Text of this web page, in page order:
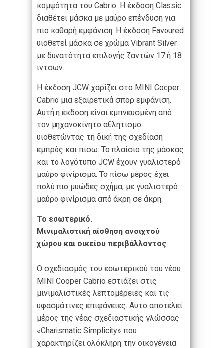
κομψότητα του Cabrio. Η έκδοση Classic
διαθέτει μάσκα με μαύρο επένδυση για
πιο καθαρή εμφάνιση. Η έκδοση Favoured
υιοθετεί μάσκα σε χρώμα Vibrant Silver
με δυνατότητα επιλογής ζαντών 17 ή 18
ιντσών.
Η έκδοση JCW χαρίζει στο MINI Cooper
Cabrio μια εξαιρετικά σπορ εμφάνιση.
Αυτή η έκδοση είναι εμπνευσμένη από
τον μηχανοκίνητο αθλητισμό
υιοθετώντας τη δική της σχεδίαση
εμπρός και πίσω. Το πλαίσιο της μάσκας
και το λογότυπο JCW έχουν γυαλιστερό
μαύρο φινίρισμα. Το πίσω μέρος έχει
πολύ πιο μυώδες σχήμα, με γυαλιστερό
μαύρο φινίρισμα από άκρη σε άκρη.
Το εσωτερικό.
Μινιμαλιστική αίσθηση ανοιχτού
χώρου και οικείου περιβάλλοντος.
Ο σχεδιασμός του εσωτερικού του νέου
MINI Cooper Cabrio εστιάζει στις
μινιμαλιστικές λεπτομέρειες και τις
υφασμάτινες επιφάνειες. Αυτό αποτελεί
μέρος της νέας σχεδιαστικής γλώσσας
«Charismatic Simplicity» που
χαρακτηρίζει ολόκληρη την οικογένεια